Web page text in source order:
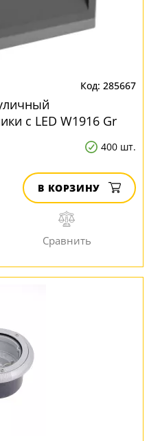
285667
c LED W1916 Gr
400 шт.
В КОРЗИНУ